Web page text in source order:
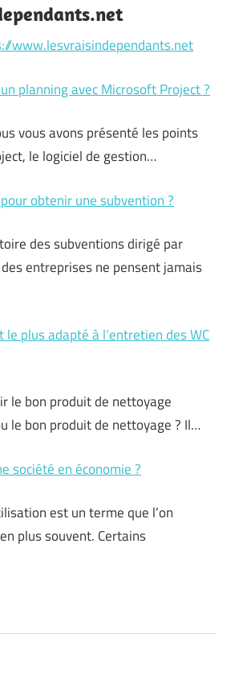
www.lesvraisindependants.net
planning avec Microsoft Project ?
vous avons présenté les points
le logiciel de gestion…
obtenir une subvention ?
des subventions dirigé par
entreprises ne pensent jamais
le plus adapté à l’entretien des WC
le bon produit de nettoyage
le bon produit de nettoyage ? Il…
société en économie ?
est un terme que l’on
plus souvent. Certains